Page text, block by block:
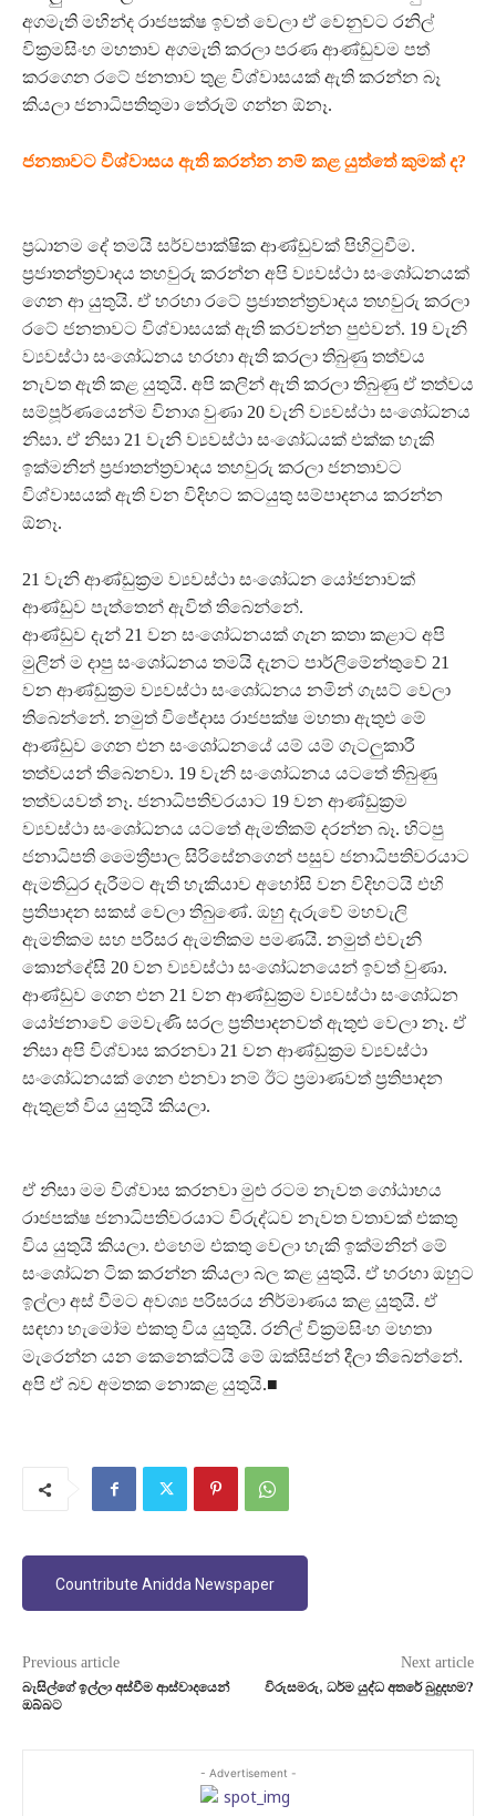
අගමැති මහින්ද රාජපක්ෂ ඉවත් වෙලා ඒ වෙනුවට රනිල්
වික්‍රමසිංහ මහතාව අගමැති කරලා පරණ ආණ්ඩුවම පත්
කරගෙන රටේ ජනතාව තුළ විශ්වාසයක් ඇති කරන්න බෑ
කියලා ජනාධිපතිතුමා තේරුම් ගන්න ඕනෑ.
ජනතාවට විශ්වාසය ඇති කරන්න නම් කළ යුත්තේ කුමක් ද?
ප්‍රධානම දේ තමයි සර්වපාක්ෂික ආණ්ඩුවක් පිහිටුවීම.
ප්‍රජාතන්ත්‍රවාදය තහවුරු කරන්න අපි ව්‍යවස්ථා සංශෝධනයක්
ගෙන ආ යුතුයි. ඒ හරහා රටේ ප්‍රජාතන්ත්‍රවාදය තහවුරු කරලා
රටේ ජනතාවට විශ්වාසයක් ඇති කරවන්න පුළුවන්. 19 වැනි
ව්‍යවස්ථා සංශෝධනය හරහා ඇති කරලා තිබුණු තත්වය
නැවත ඇති කළ යුතුයි. අපි කලින් ඇති කරලා තිබුණු ඒ තත්වය
සම්පූර්ණයෙන්ම විනාශ වුණා 20 වැනි ව්‍යවස්ථා සංශෝධනය
නිසා. ඒ නිසා 21 වැනි ව්‍යවස්ථා සංශෝධයක් එක්ක හැකි
ඉක්මනින් ප්‍රජාතන්ත්‍රවාදය තහවුරු කරලා ජනතාවට
විශ්වාසයක් ඇති වන විදිහට කටයුතු සම්පාදනය කරන්න
ඕනෑ.
21 වැනි ආණ්ඩුක්‍රම ව්‍යවස්ථා සංශෝධන යෝජනාවක්
ආණ්ඩුව පැත්තෙන් ඇවිත් තිබෙන්නේ.
ආණ්ඩුව දැන් 21 වන සංශෝධනයක් ගැන කතා කළාට අපි
මුලින් ම දාපු සංශෝධනය තමයි දැනට පාර්ලිමේන්තුවේ 21
වන ආණ්ඩුක්‍රම ව්‍යවස්ථා සංශෝධනය නමින් ගැසට් වෙලා
තිබෙන්නේ. නමුත් විජේදාස රාජපක්ෂ මහතා ඇතුළු මේ
ආණ්ඩුව ගෙන එන සංශෝධනයේ යම් යම් ගැටලුකාරී
තත්වයන් තිබෙනවා. 19 වැනි සංශෝධනය යටතේ තිබුණු
තත්වයවත් නෑ. ජනාධිපතිවරයාට 19 වන ආණ්ඩුක්‍රම
ව්‍යවස්ථා සංශෝධනය යටතේ ඇමතිකම් දරන්න බෑ. හිටපු
ජනාධිපති මෛත්‍රීපාල සිරිසේනගෙන් පසුව ජනාධිපතිවරයාට
ඇමතිධුර දැරීමට ඇති හැකියාව අහෝසි වන විදිහටයි එහි
ප්‍රතිපාදන සකස් වෙලා තිබුණේ. ඔහු දැරුවේ මහවැලි
ඇමතිකම සහ පරිසර ඇමතිකම පමණයි. නමුත් එවැනි
කොන්දේසි 20 වන ව්‍යවස්ථා සංශෝධනයෙන් ඉවත් වුණා.
ආණ්ඩුව ගෙන එන 21 වන ආණ්ඩුක්‍රම ව්‍යවස්ථා සංශෝධන
යෝජනාවේ මෙවැණි සරල ප්‍රතිපාදනවත් ඇතුළු වෙලා නෑ. ඒ
නිසා අපි විශ්වාස කරනවා 21 වන ආණ්ඩුක්‍රම ව්‍යවස්ථා
සංශෝධනයක් ගෙන එනවා නම් ඊට ප්‍රමාණවත් ප්‍රතිපාදන
ඇතුළත් විය යුතුයි කියලා.
ඒ නිසා මම විශ්වාස කරනවා මුළු රටම නැවත ගෝඨාභය
රාජපක්ෂ ජනාධිපතිවරයාට විරුද්ධව නැවත වතාවක් එකතු
විය යුතුයි කියලා. එහෙම එකතු වෙලා හැකි ඉක්මනින් මේ
සංශෝධන ටික කරන්න කියලා බල කළ යුතුයි. ඒ හරහා ඔහුට
ඉල්ලා අස් වීමට අවශ්‍ය පරිසරය නිර්මාණය කළ යුතුයි. ඒ
සඳහා හැමෝම එකතු විය යුතුයි. රනිල් වික්‍රමසිංහ මහතා
මැරෙන්න යන කෙනෙක්ටයි මේ ඔක්සිජන් දීලා තිබෙන්නේ.
අපි ඒ බව අමතක නොකළ යුතුයි.■
Countribute Anidda Newspaper
Previous article
බැසිල්ගේ ඉල්ලා අස්වීම ආස්වාදයෙන්
ඔබ්බට
Next article
විරුසමරු, ධර්ම යුද්ධ අතරේ බුදුදහම?
- Advertisement -